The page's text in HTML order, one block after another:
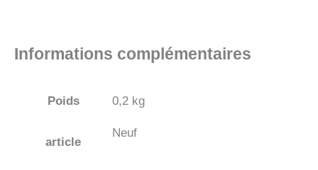
Informations complémentaires
Poids 0,2 kg
article
Neuf